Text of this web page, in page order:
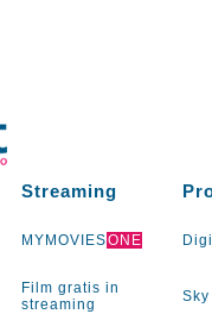
Streaming
MYMOVIESONE
Film gratis in
streaming
Sky